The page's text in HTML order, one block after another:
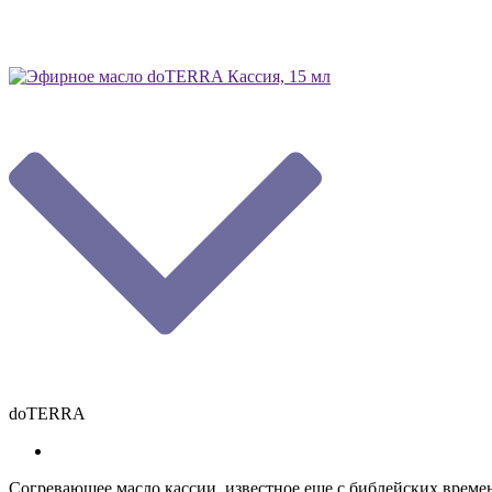
doTERRA
Согревающее масло кассии, известное еще с библейских